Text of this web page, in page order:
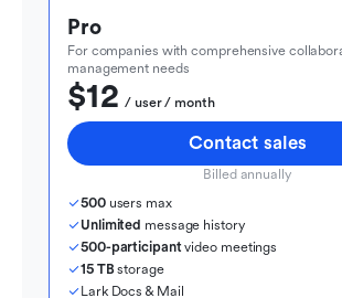
Pro
For companies with comprehensive
management needs
$12
  / user / month
Contact sales
Billed annually
500 users max
Unlimited message history
500-participant video meetings
15 TB storage
Lark Docs & Mail